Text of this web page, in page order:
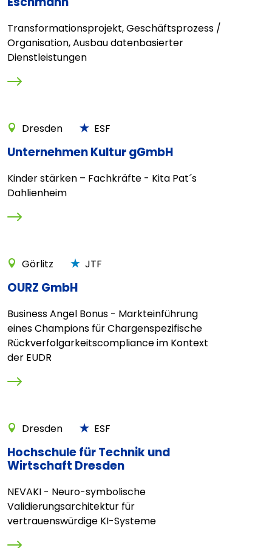
Transformationsprojekt, Geschäftsprozess /
Organisation, Ausbau datenbasierter
Dienstleistungen
Dresden ESF
Unternehmen Kultur gGmbH
Kinder stärken – Fachkräfte - Kita Pat´s
Dahlienheim
Görlitz JTF
OURZ GmbH
Business Angel Bonus - Markteinführung
eines Champions für Chargenspezifische
Rückverfolgarkeitscompliance im Kontext
der EUDR
Dresden ESF
Hochschule für Technik und
Wirtschaft Dresden
NEVAKI - Neuro-symbolische
Validierungsarchitektur für
vertrauenswürdige KI-Systeme